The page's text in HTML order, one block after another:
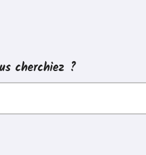
cherchiez ?